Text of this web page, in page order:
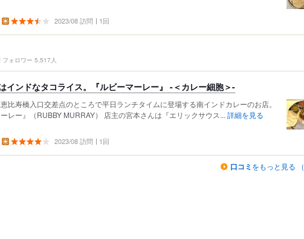
2023/08 訪問 1回
フォロワー 5,517人
インドなタコライス。『ルビーマーレー』 -＜カレー細胞＞-
比寿橋入口交差点のところで平日ランチタイムに登場する南インドカレーのお店。
ーレー』（RUBBY MURRAY） 店主の宮本さんは『エリックサウス... 詳細を見る
2023/08 訪問 1回
口コミ をもっと見る （